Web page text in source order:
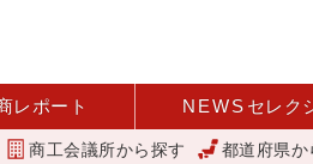
レポート NEWS セレク
は大きな可能性を秘めている 農業分野に
商工会議所から探す 都道府県か